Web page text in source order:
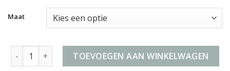
Maat
delsey koffer outlet aantalTOEVOEGEN AAN WINKELWAGEN